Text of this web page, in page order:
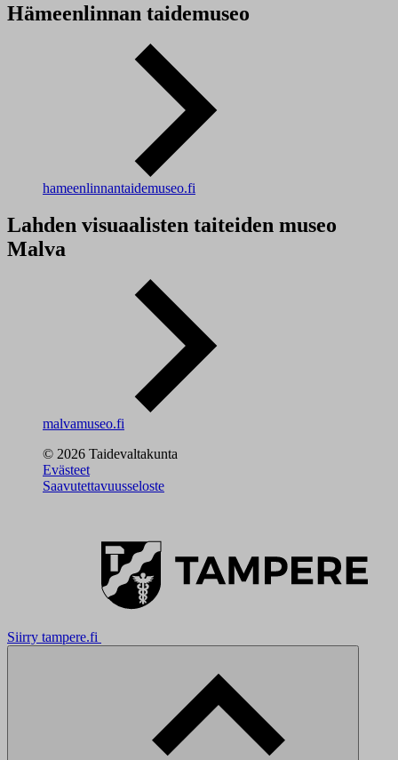
Hämeenlinnan taidemuseo
hameenlinnantaidemuseo.fi
Lahden visuaalisten taiteiden museo
Malva
malvamuseo.fi
© 2026 Taidevaltakunta
Evästeet
Saavutettavuusseloste
Siirry tampere.fi